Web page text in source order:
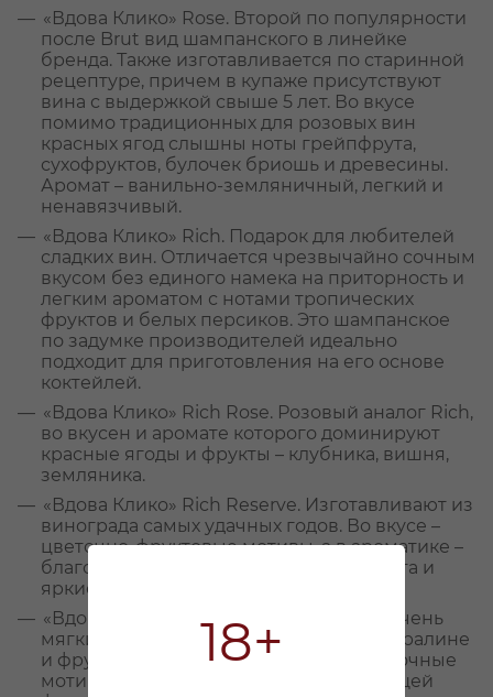
18+
«Вдова Клико» Rose. Второй по популярности
после Brut вид шампанского в линейке
бренда. Также изготавливается по старинной
рецептуре, причем в купаже присутствуют
вина с выдержкой свыше 5 лет. Во вкусе
помимо традиционных для розовых вин
красных ягод слышны ноты грейпфрута,
сухофруктов, булочек бриошь и древесины.
Аромат – ванильно-земляничный, легкий и
ненавязчивый.
«Вдова Клико» Rich. Подарок для любителей
сладких вин. Отличается чрезвычайно сочным
вкусом без единого намека на приторность и
легким ароматом с нотами тропических
фруктов и белых персиков. Это шампанское
по задумке производителей идеально
подходит для приготовления на его основе
коктейлей.
«Вдова Клико» Rich Rose. Розовый аналог Rich,
во вкусен и аромате которого доминируют
красные ягоды и фрукты – клубника, вишня,
земляника.
«Вдова Клико» Rich Reserve. Изготавливают из
винограда самых удачных годов. Во вкусе –
цветочно-фруктовые мотивы, а в ароматике –
благородная лакрица, освежающая мята и
яркие цитрусы.
«Вдова Клико» Demi-Sec. Отличается очень
мягким вкусом с нотами воздушного пралине
и фруктов. В аромате ощущаются цветочные
мотивы, тона белого персика и хрустящей